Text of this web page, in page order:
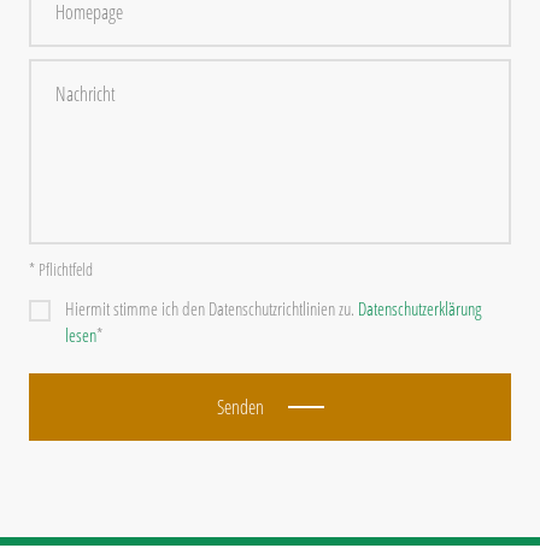
* Pflichtfeld
Hiermit stimme ich den Datenschutzrichtlinien zu. Datenschutzerklärung
lesen*
Senden